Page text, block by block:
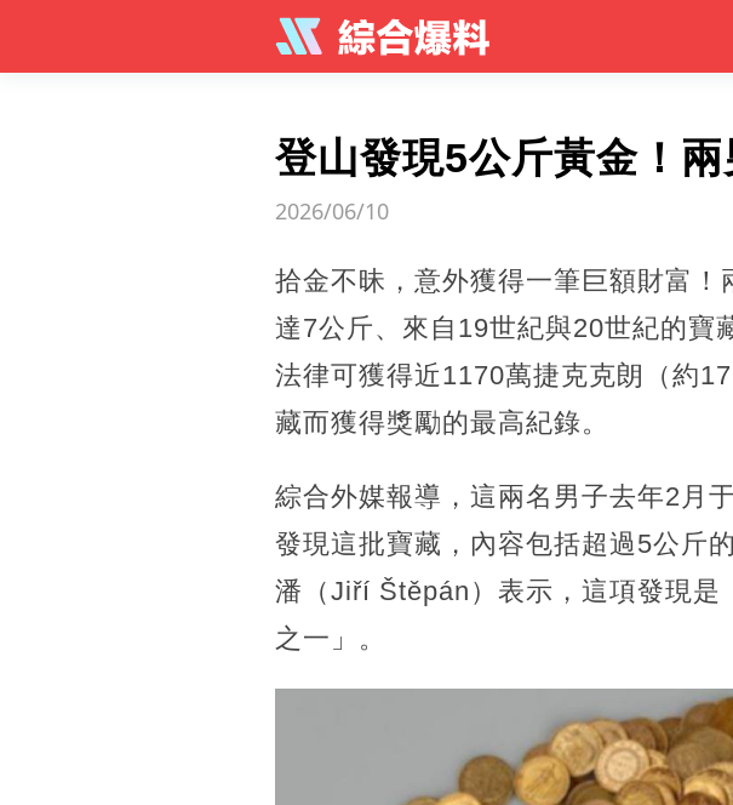
登山發現5公斤黃金！
2026/06/10
拾金不昧，意外獲得一筆巨額財富
達7公斤、來自19世紀與20世紀的寶
法律可獲得近1170萬捷克克朗（約
藏而獲得獎勵的最高紀錄。
綜合外媒報導，這兩名男子去年2月
發現這批寶藏，內容包括超過5公斤
潘（Jiří Štěpán）表示，這項發現是
之一」。